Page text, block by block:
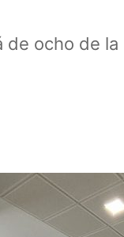
ocho de